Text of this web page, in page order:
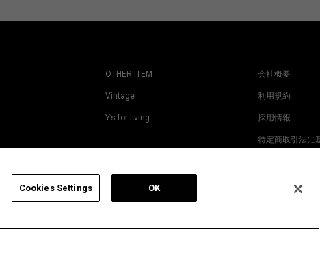
OTHER ITEM
Vintage
Y’s for living
会社概要
利用規約
採用情報
特定商取引法に
ABOUT YOHJI
Cookies Settings OK